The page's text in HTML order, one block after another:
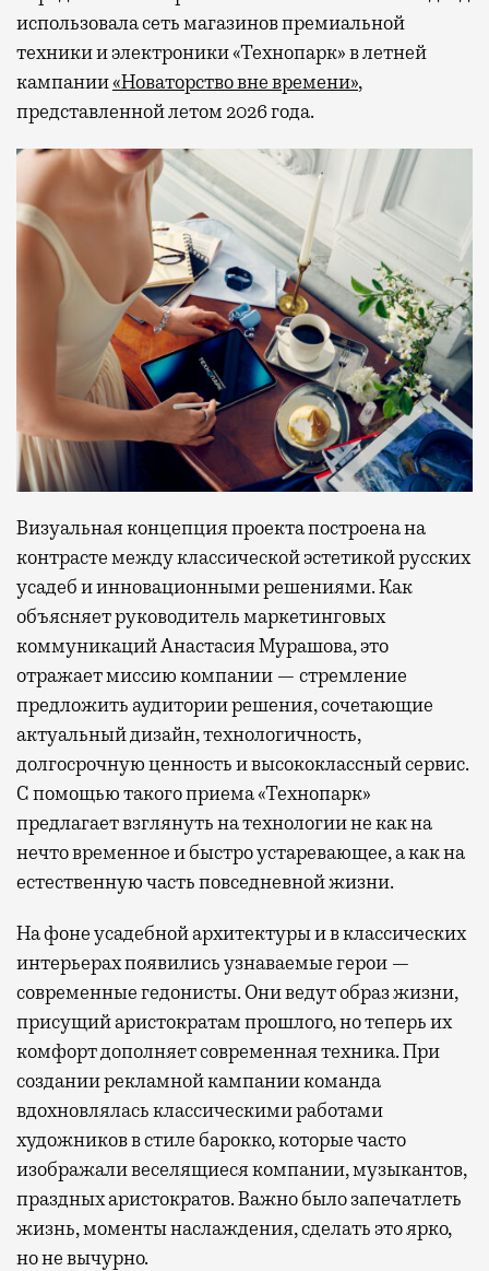
использовала сеть магазинов премиальной
техники и электроники «Технопарк» в летней
кампании«Новаторство вне времени»,
представленной летом 2026 года.
Визуальная концепция проекта построена на
контрасте между классической эстетикой русских
усадеб и инновационными решениями. Как
объясняет руководитель маркетинговых
коммуникаций Анастасия Мурашова, это
отражает миссию компании — стремление
предложить аудитории решения, сочетающие
актуальный дизайн, технологичность,
долгосрочную ценность и высококлассный сервис.
С помощью такого приема «Технопарк»
предлагает взглянуть на технологии не как на
нечто временное и быстро устаревающее, а как на
естественную часть повседневной жизни.
На фоне усадебной архитектуры и в классических
интерьерах появились узнаваемые герои —
современные гедонисты. Они ведут образ жизни,
присущий аристократам прошлого, но теперь их
комфорт дополняет современная техника. При
создании рекламной кампании команда
вдохновлялась классическими работами
художников в стиле барокко, которые часто
изображали веселящиеся компании, музыкантов,
праздных аристократов. Важно было запечатлеть
жизнь, моменты наслаждения, сделать это ярко,
но не вычурно.